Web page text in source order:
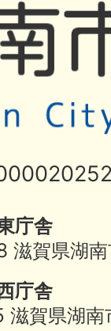
庁舎
賀県湖南
庁舎
賀県湖南